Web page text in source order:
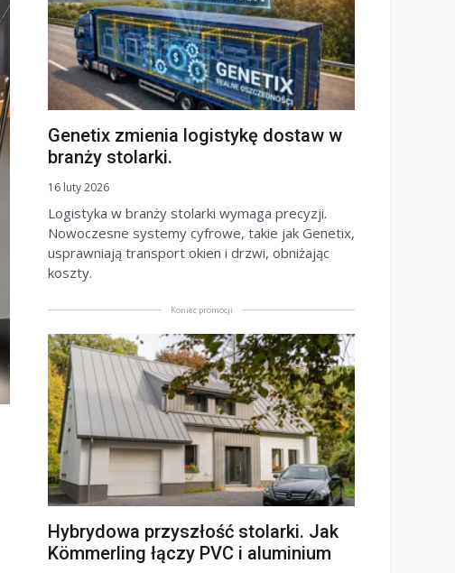
Genetix zmienia logistykę dostaw w
branży stolarki.
16 luty 2026
Logistyka w branży stolarki wymaga precyzji.
Nowoczesne systemy cyfrowe, takie jak Genetix,
usprawniają transport okien i drzwi, obniżając
koszty.
Koniec promocji
Hybrydowa przyszłość stolarki. Jak
Kömmerling łączy PVC i aluminium